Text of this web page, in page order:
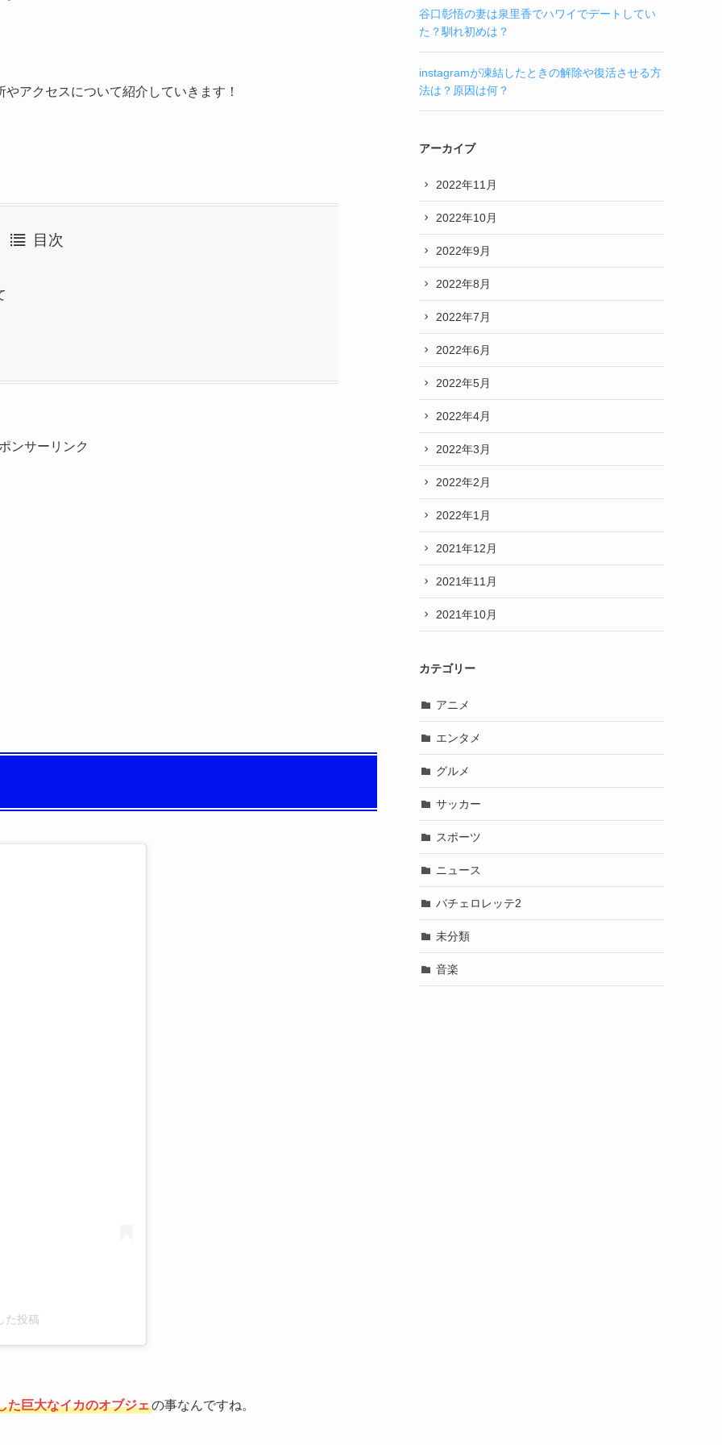
アクセスについて紹介していきます！
目次
ンサーリンク
た投稿
た巨大なイカのオブジェの事なんですね。
谷口彰悟の妻は泉里香でハワイでデートしてい
た？馴れ初めは？
instagramが凍結したときの解除や復活させる方
法は？原因は何？
アーカイブ
2022年11月
2022年10月
2022年9月
2022年8月
2022年7月
2022年6月
2022年5月
2022年4月
2022年3月
2022年2月
2022年1月
2021年12月
2021年11月
2021年10月
カテゴリー
アニメ
エンタメ
グルメ
サッカー
スポーツ
ニュース
バチェロレッテ2
未分類
音楽